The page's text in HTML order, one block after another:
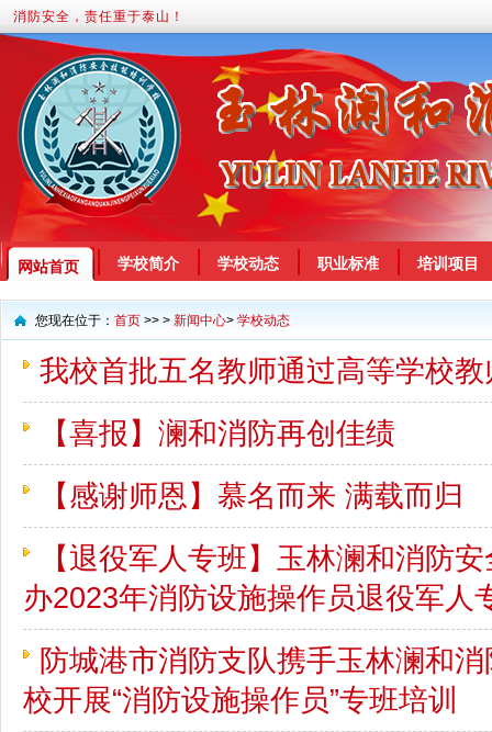
消防安全，责任重于泰山！
网站首页 学校简介 学校动态 职业标准 培训项目
您现在位于： 首页 >> > 新闻中心> 学校动态
我校首批五名教师通过高等学校
【喜报】澜和消防再创佳绩
【感谢师恩】慕名而来 满载而归
【退役军人专班】玉林澜和消防
办2023年消防设施操作员退役军人
防城港市消防支队携手玉林澜和
校开展“消防设施操作员”专班培训